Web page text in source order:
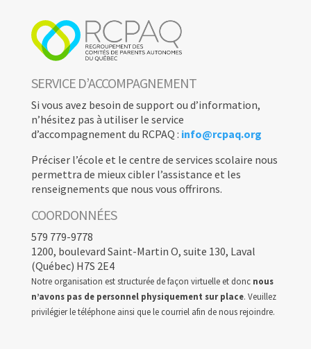
SERVICE D’ACCOMPAGNEMENT
Si vous avez besoin de support ou d’information,
n’hésitez pas à utiliser le service
d’accompagnement du RCPAQ : info@rcpaq.org
Préciser l’école et le centre de services scolaire nous
permettra de mieux cibler l’assistance et les
renseignements que nous vous offrirons.
COORDONNÉES
579 779-9778
1200, boulevard Saint-Martin O, suite 130, Laval
(Québec) H7S 2E4
Notre organisation est structurée de façon virtuelle et donc nous
n’avons pas de personnel physiquement sur place. Veuillez
privilégier le téléphone ainsi que le courriel afin de nous rejoindre.